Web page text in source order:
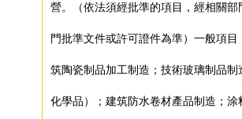
營。（依法須經批準的項目，經相關
門批準文件或許可證件為準）一般項
筑陶瓷制品加工制造；技術玻璃制品
化學品）；建筑防水卷材產品制造；